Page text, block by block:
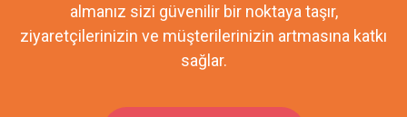
almanız sizi güvenilir bir noktaya taşır,
ziyaretçilerinizin ve müşterilerinizin artmasına katkı
sağlar.